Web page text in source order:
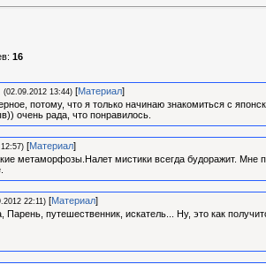
: 16
(02.09.2012 13:44) [Материал]
потому, что я только начинаю знакомиться с
очень рада, что понравилось.
[Материал]
метаморфозы.Налет мистики всегда будоражит.
22:11) [Материал]
путешественник, искатель... Ну, это как